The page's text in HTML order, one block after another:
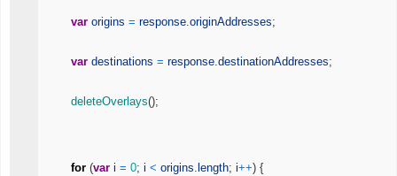
var origins = response.originAddresses;
var destinations = response.destinationAddresses;
deleteOverlays();
for (var i = 0; i < origins. length; i++) {